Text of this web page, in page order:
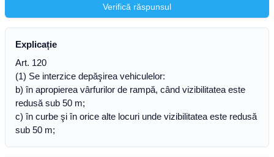
Verifică răspunsul
Explicație
Art. 120
(1) Se interzice depăşirea vehiculelor:
b) în apropierea vârfurilor de rampă, când vizibilitatea este
redusă sub 50 m;
c) în curbe şi în orice alte locuri unde vizibilitatea este redusă
sub 50 m;